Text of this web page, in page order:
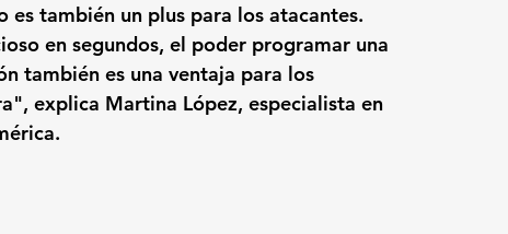
es también un plus para los atacantes.
en segundos, el poder programar una
también es una ventaja para los
explica Martina López, especialista en